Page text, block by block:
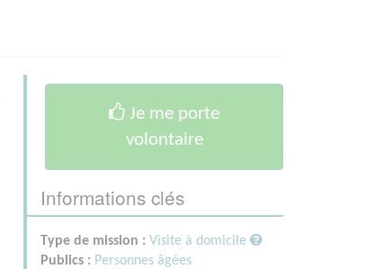
Je me porte
volontaire
Informations clés
Type de mission : Visite à domicile
Publics : Personnes âgées